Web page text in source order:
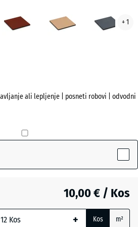
rdeča
+ 1
ali lepljenje | posneti robovi | odvodni
10,00 € / Kos
+ Kos m²